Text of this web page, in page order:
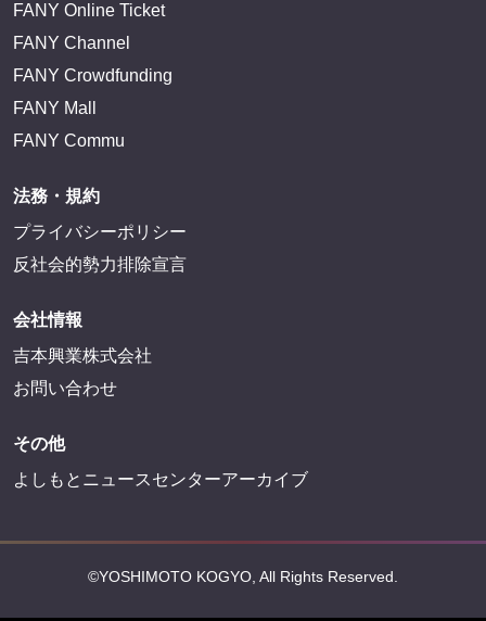
FANY Online Ticket
FANY Channel
FANY Crowdfunding
FANY Mall
FANY Commu
法務・規約
プライバシーポリシー
反社会的勢力排除宣言
会社情報
吉本興業株式会社
お問い合わせ
その他
よしもとニュースセンターアーカイブ
©YOSHIMOTO KOGYO, All Rights Reserved.